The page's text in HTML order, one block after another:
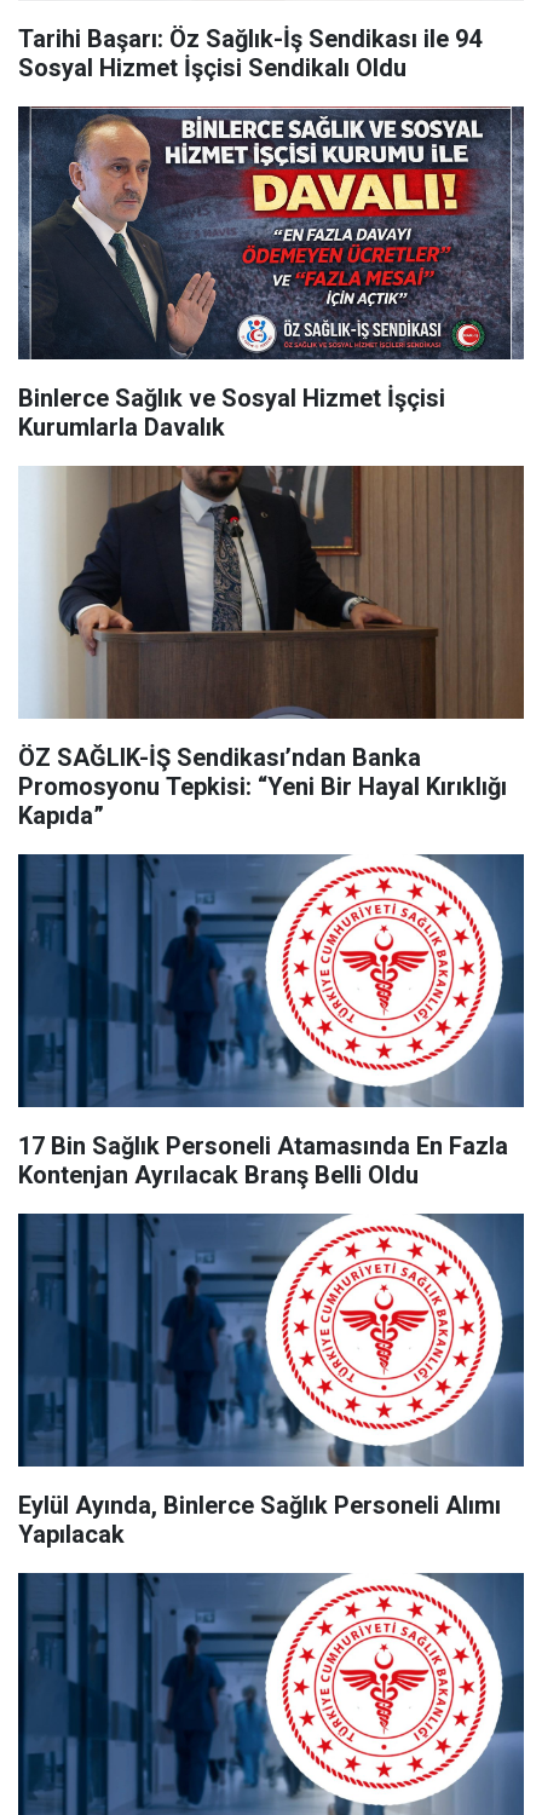
Tarihi Başarı: Öz Sağlık-İş Sendikası ile 94
Sosyal Hizmet İşçisi Sendikalı Oldu
Binlerce Sağlık ve Sosyal Hizmet İşçisi
Kurumlarla Davalık
ÖZ SAĞLIK-İŞ Sendikası’ndan Banka
Promosyonu Tepkisi: “Yeni Bir Hayal Kırıklığı
Kapıda”
17 Bin Sağlık Personeli Atamasında En Fazla
Kontenjan Ayrılacak Branş Belli Oldu
Eylül Ayında, Binlerce Sağlık Personeli Alımı
Yapılacak